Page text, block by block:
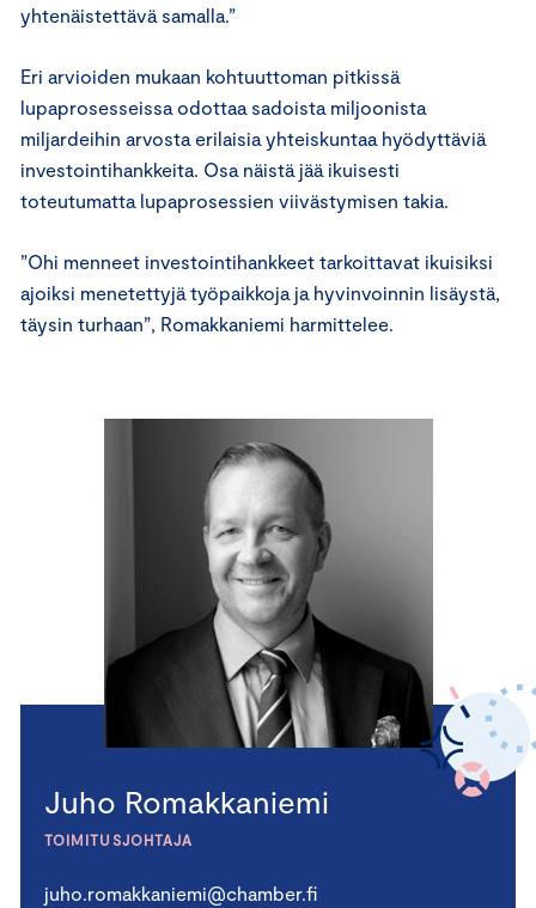
yhtenäistettävä samalla.”
Eri arvioiden mukaan kohtuuttoman pitkissä
lupaprosesseissa odottaa sadoista miljoonista
miljardeihin arvosta erilaisia yhteiskuntaa hyödyttäviä
investointihankkeita. Osa näistä jää ikuisesti
toteutumatta lupaprosessien viivästymisen takia.
”Ohi menneet investointihankkeet tarkoittavat ikuisiksi
ajoiksi menetettyjä työpaikkoja ja hyvinvoinnin lisäystä,
täysin turhaan”, Romakkaniemi harmittelee.
Juho Romakkaniemi
TOIMITUSJOHTAJA
juho.romakkaniemi@chamber.fi